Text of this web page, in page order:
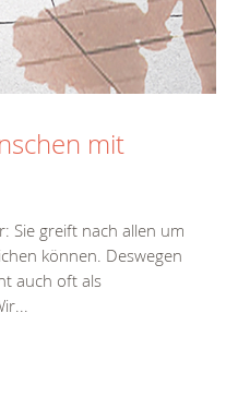
mit
Sie greift nach allen um
können. Deswegen
auch oft als